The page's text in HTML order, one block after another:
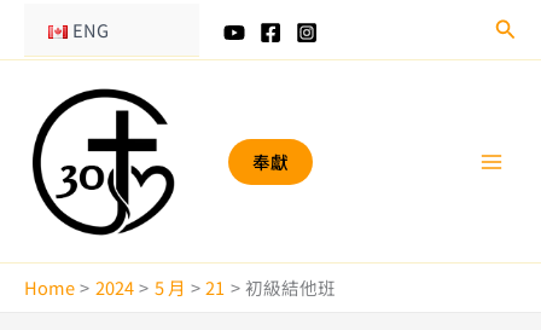
ENG
奉獻
Home 2024 5 月 21 初級結他班